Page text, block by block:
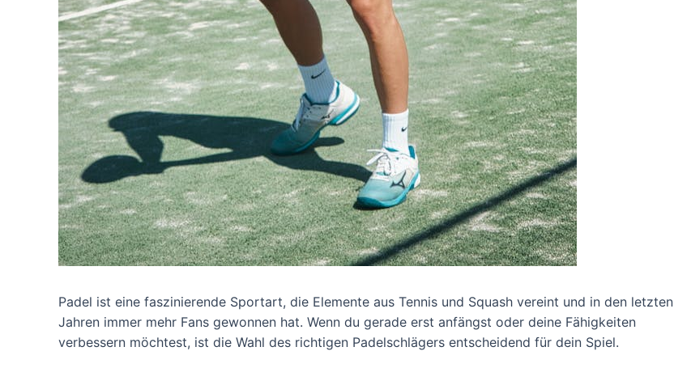
Padel ist eine faszinierende Sportart, die Elemente aus Tennis und Squash vereint und in den letzten
Jahren immer mehr Fans gewonnen hat. Wenn du gerade erst anfängst oder deine Fähigkeiten
verbessern möchtest, ist die Wahl des richtigen Padelschlägers entscheidend für dein Spiel.